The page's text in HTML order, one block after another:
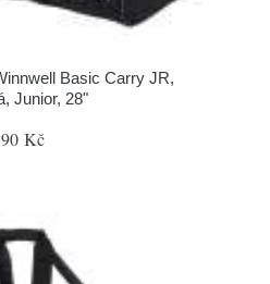
Basic Carry JR,
Junior, 28"
Kč